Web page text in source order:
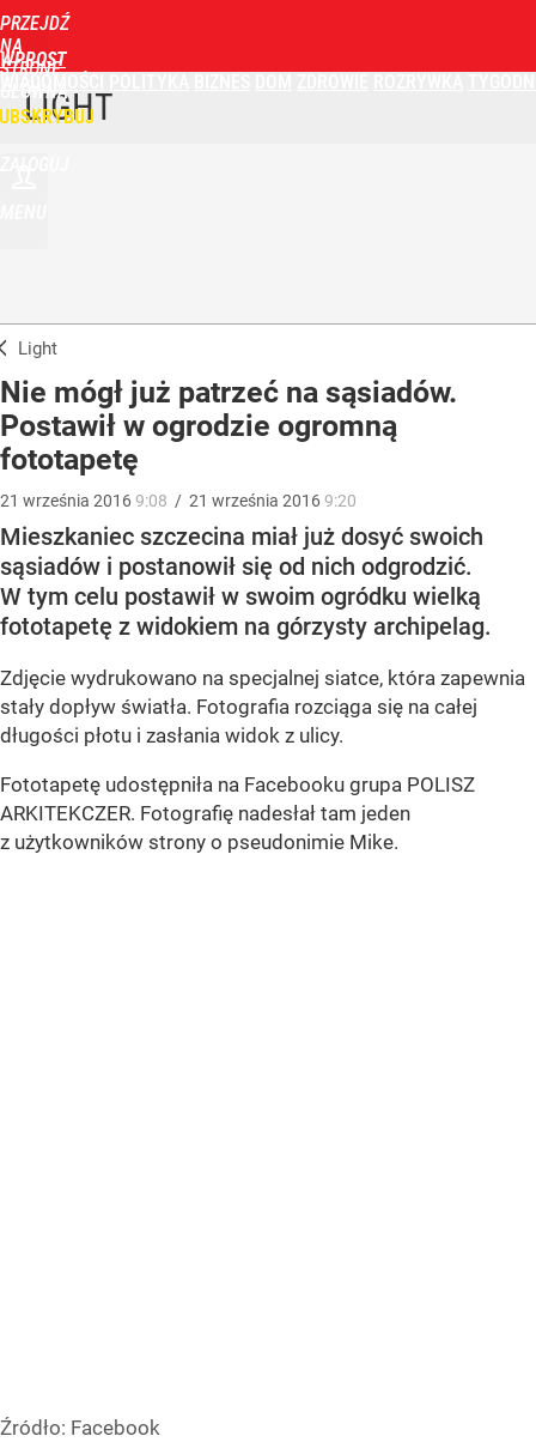
PRZEJDŹ
NA
STRONĘ
GŁÓWNĄ
WPROST
LIGHT
Light
Nie mógł już patrzeć na sąsiadów.
Postawił w ogrodzie ogromną
fototapetę
21 września 20169:08 / 21 września 20169:20
Mieszkaniec szczecina miał już dosyć swoich
sąsiadów i postanowił się od nich odgrodzić.
W tym celu postawił w swoim ogródku wielką
fototapetę z widokiem na górzysty archipelag.
Zdjęcie wydrukowano na specjalnej siatce, która zapewnia
stały dopływ światła. Fotografia rozciąga się na całej
długości płotu i zasłania widok z ulicy.
Fototapetę udostępniła na Facebooku grupa POLISZ
ARKITEKCZER. Fotografię nadesłał tam jeden
z użytkowników strony o pseudonimie Mike.
Źródło: Facebook